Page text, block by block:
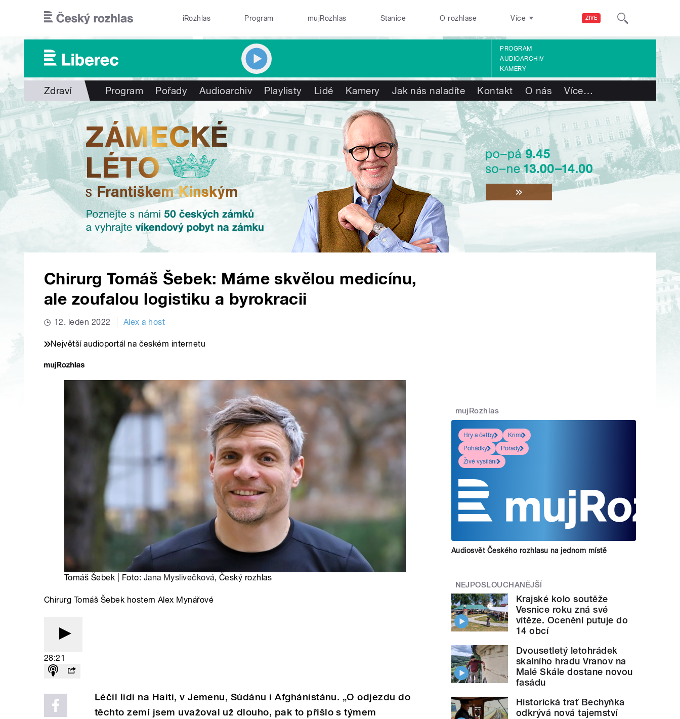
ŽIVĚ
iRozhlas Program mujRozhlas Stanice O rozhlase Více
PROGRAM
AUDIOARCHIV
KAMERY
Zdraví Program Pořady Audioarchiv Playlisty Lidé Kamery Jak nás naladíte Kontakt O nás Více…
Chirurg Tomáš Šebek: Máme skvělou medicínu,
ale zoufalou logistiku a byrokracii
12. leden 2022 Alex a host
Největší audioportál na českém internetu
Tomáš Šebek | Foto: Jana Myslivečková, Český rozhlas
Chirurg Tomáš Šebek hostem Alex Mynářové
28:21
Léčil lidi na Haiti, v Jemenu, Súdánu i Afghánistánu. „O odjezdu do
těchto zemí jsem uvažoval už dlouho, pak to přišlo s týmem
mujRozhlas
Hry a četby
Krimi
Pohádky
Pořady
Živé vysílání
Audiosvět Českého rozhlasu na jednom místě
NEJPOSLOUCHANĚJŠÍ
Krajské kolo soutěže
Vesnice roku zná své
vítěze. Ocenění putuje do
14 obcí
Dvousetletý letohrádek
skalního hradu Vranov na
Malé Skále dostane novou
fasádu
Historická trať Bechyňka
odkrývá nová tajemství